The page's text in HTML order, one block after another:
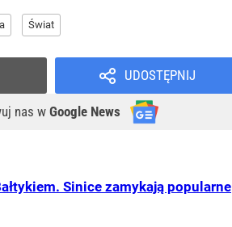
Świat
UDOSTĘPNIJ
nas w Google News
Sinice zamykają popularne